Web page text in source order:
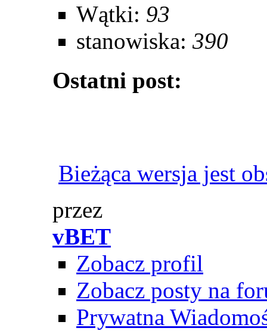
Wątki: 93
stanowiska: 390
Ostatni post:
Bieżąca wersja jest
przez
vBET
Zobacz profil
Zobacz posty na
Prywatna